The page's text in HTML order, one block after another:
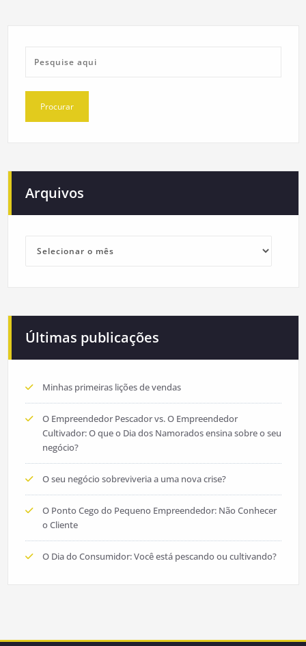
Arquivos
Últimas publicações
Minhas primeiras lições de vendas
O Empreendedor Pescador vs. O Empreendedor
Cultivador: O que o Dia dos Namorados ensina sobre o seu
negócio?
O seu negócio sobreviveria a uma nova crise?
O Ponto Cego do Pequeno Empreendedor: Não Conhecer
o Cliente
O Dia do Consumidor: Você está pescando ou cultivando?